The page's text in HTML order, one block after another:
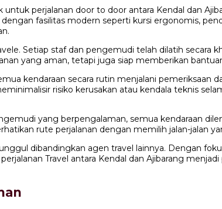
perjalanan door to door antara Kendal dan
fasilitas modern seperti kursi ergonomis,
Setiap staf dan pengemudi telah dilatih secara
yang aman, tetapi juga siap memberikan
kendaraan secara rutin menjalani
risiko kerusakan atau kendala teknis
yang berpengalaman, semua kendaraan
rute perjalanan dengan memilih jalan-jalan
dibandingkan agen travel lainnya. Dengan
Travel antara Kendal dan Ajibarang